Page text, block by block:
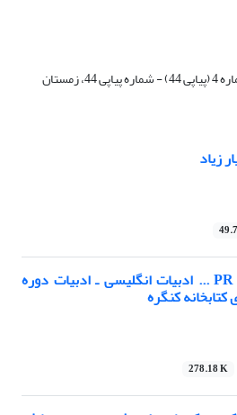
دوره 11، شماره 4 (پیاپی 44) - شماره پیاپی 44، زمستان
زیاد
بازخوانی فرانمای زیر رده PR ... ادبیات انگلیسی ـ ادبیات دوره
کنگره
278.18 K